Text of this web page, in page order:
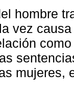
hombre
vez
mujeres,